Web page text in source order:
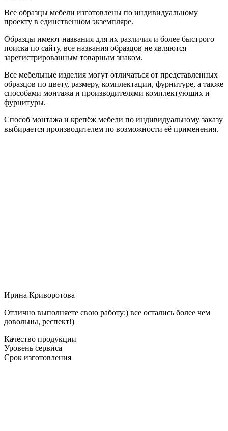
Все образцы мебели изготовлены по индивидуальному
проекту в единственном экземпляре.
Образцы имеют названия для их различия и более быстрого
поиска по сайту, все названия образцов не являются
зарегистрированным товарным знаком.
Все мебельные изделия могут отличаться от представленных
образцов по цвету, размеру, комплектации, фурнитуре, а также
способами монтажа и производителями комплектующих и
фурнитуры.
Способ монтажа и крепёж мебели по индивидуальному заказу
выбирается производителем по возможности её применения.
Ирина Криворотова
Отлично выполняете свою работу:) все остались более чем
довольны, респект!)
Качество продукции
Уровень сервиса
Срок изготовления